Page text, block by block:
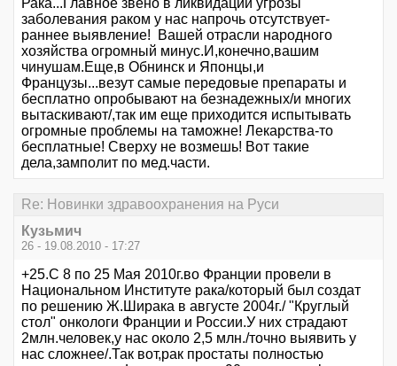
заболевания раком у нас напрочь отсутствует-
раннее выявление! Вашей отрасли народного
хозяйства огромный минус.И,конечно,вашим
чинушам.Еще,в Обнинск и Японцы,и
Французы...везут самые передовые препараты и
бесплатно опробывают на безнадежных/и многих
вытаскивают/,так им еще приходится испытывать
огромные проблемы на таможне! Лекарства-то
бесплатные! Сверху не возмешь! Вот такие
дела,замполит по мед.части.
Re: Новинки здравоохранения на Руси
Кузьмич
26 - 19.08.2010 - 17:27
+25.С 8 по 25 Мая 2010г.во Франции провели в
Национальном Институте рака/который был создат
по решению Ж.Ширака в августе 2004г./ "Круглый
стол" онкологи Франции и России.У них страдают
2млн.человек,у нас около 2,5 млн./точно выявить у
нас сложнее/.Так вот,рак простаты полностью